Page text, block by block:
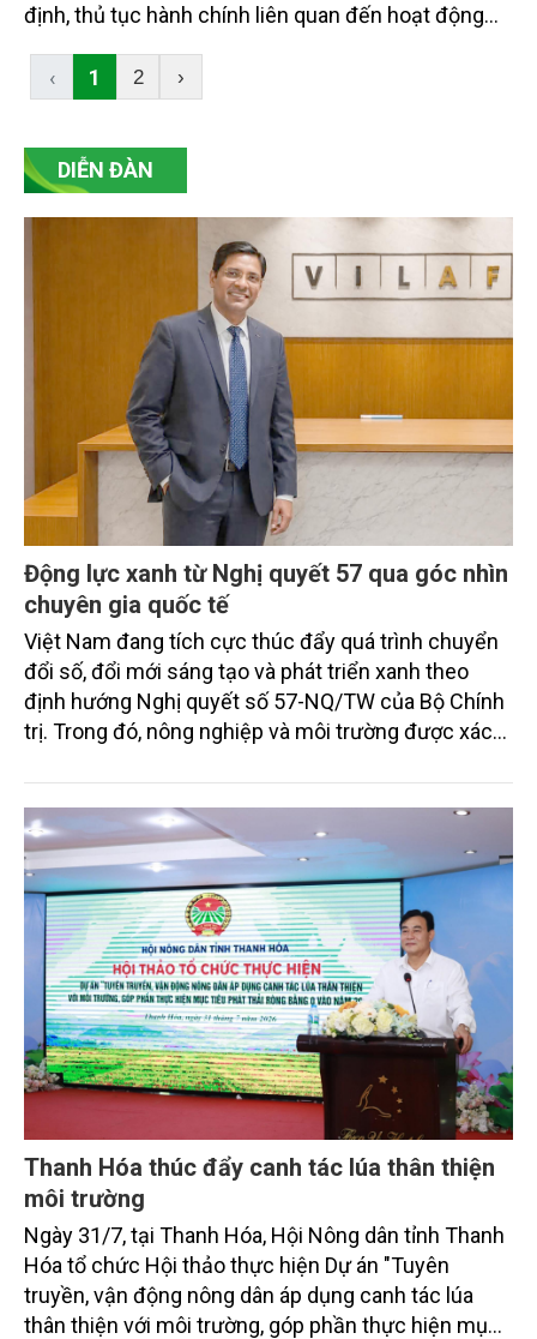
định, thủ tục hành chính liên quan đến hoạt động
Nông nghiệp và Môi trường.
‹ 1 2 ›
DIỄN ĐÀN
Động lực xanh từ Nghị quyết 57 qua góc nhìn
chuyên gia quốc tế
Việt Nam đang tích cực thúc đẩy quá trình chuyển
đổi số, đổi mới sáng tạo và phát triển xanh theo
định hướng Nghị quyết số 57-NQ/TW của Bộ Chính
trị. Trong đó, nông nghiệp và môi trường được xác
sắc bởi các tiến bộ công nghệ và cam kết bền vững
toàn cầu, đặc biệt là mục tiêu đưa phát thải ròng
bằng 0 (Net-Zero) vào năm 2050.
Thanh Hóa thúc đẩy canh tác lúa thân thiện
môi trường
Ngày 31/7, tại Thanh Hóa, Hội Nông dân tỉnh Thanh
Hóa tổ chức Hội thảo thực hiện Dự án "Tuyên
truyền, vận động nông dân áp dụng canh tác lúa
thân thiện với môi trường, góp phần thực hiện mục